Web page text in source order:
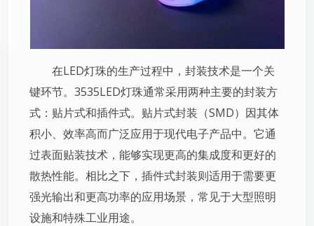
在LED灯珠的生产过程中，封装技术是一个关
键环节。3535LED灯珠通常采用两种主要的封装方
式：贴片式和插件式。贴片式封装（SMD）因其体
积小、效率高而广泛应用于现代电子产品中。它通
过表面贴装技术，能够实现更高的集成度和更好的
散热性能。相比之下，插件式封装则适用于需要更
强光输出和更高功率的应用场景，常见于大型照明
设施和特殊工业用途。